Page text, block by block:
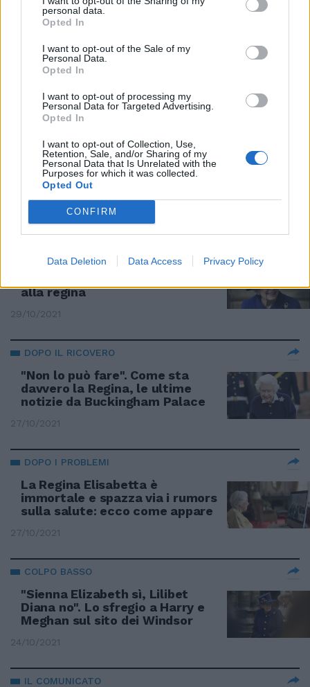
personal data.
Opted In
I want to opt-out of the Sale of my
Personal Data.
Opted In
I want to opt-out of processing my
Personal Data for Targeted Advertising.
Opted In
I want to opt-out of Collection, Use,
Retention, Sale, and/or Sharing of my
Personal Data that Is Unrelated with the
Purposes for which it was collected.
Opted Out
CONFIRM
Data Deletion Data Access Privacy Policy
PIANO ROYAL
"Riunisce la famiglia".
Indiscrezione da Buckingham
Palace, la mossa della Regina
01/11/2021
Ansia per la salute della Regina,
media contro Buckingham
Palace. "Altri 15 giorni di riposo"
31/10/2021
Elisabetta cancella gli impegni
alla regina
29/10/2021
DOPO IL RICOVERO
"Non lo può fare". Come sta
davvero la Regina, le ultime
notizie da Buckingham Palace
27/10/2021
DOPO I PROBLEMI
La Regina Elisabetta è
immortale e spazza via i rumors
sulla salute: ecco come appare
27/10/2021
COLPO BASSO
"Sienna Elizabeth sì, Lilibet
Diana no". Lo sfregio a Harry e
Meghan sul sito dei Windsor
24/10/2021
IL COMUNICATO